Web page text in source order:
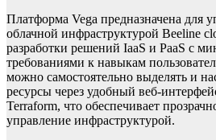
Платформа Vega предназначена для
облачной инфраструктурой Beeline
разработки решений IaaS и PaaS с
требованиями к навыкам
можно самостоятельно выделять и
ресурсы через удобный веб-
Terraform, что обеспечивает
управление инфраструктурой.